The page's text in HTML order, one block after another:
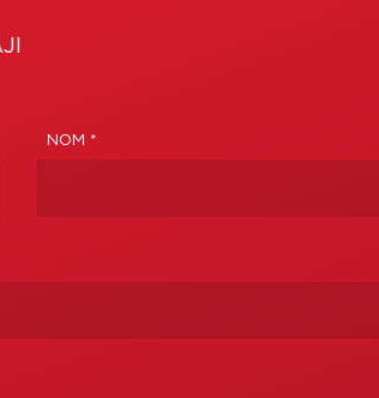
NOM *